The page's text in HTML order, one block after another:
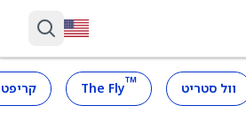
וול סטריט ™
The Fly